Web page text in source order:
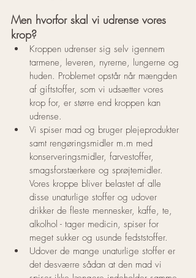
Men hvorfor skal vi udrense vores
krop?
Kroppen udrenser sig selv igennem
tarmene, leveren, nyrerne, lungerne og
huden. Problemet opstår når mængden
af giftstoffer, som vi udsætter vores
krop for, er større end kroppen kan
udrense.
Vi spiser mad og bruger plejeprodukter
samt rengøringsmidler m.m med
konserveringsmidler, farvestoffer,
smagsforstærkere og sprøjtemidler.
Vores kroppe bliver belastet af alle
disse unaturlige stoffer og udover
drikker de fleste mennesker, kaffe, te,
alkolhol - tager medicin, spiser for
meget sukker og usunde fedststoffer.
Udover de mange unaturlige stoffer er
det desværre sådan at den mad vi